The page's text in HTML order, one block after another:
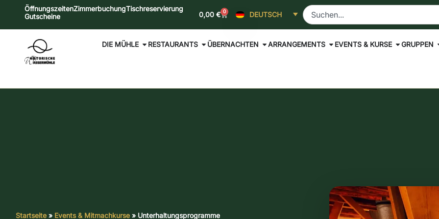
DEUTSCH
0,00 € 0
ÖffnungszeitenZimmerbuchungTischreservierung
Gutscheine
DIE MÜHLE RESTAURANTS ÜBERNACHTEN ARRANGEMENTS EVENTS & KURSE GRUPPEN
Startseite » Events & Mitmachkurse » Unterhaltungsprogramme